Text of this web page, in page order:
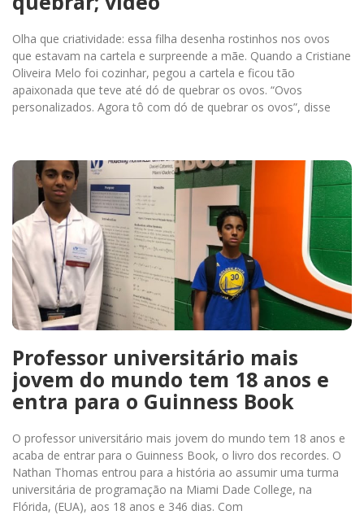
Olha que criatividade: essa filha desenha rostinhos nos ovos
que estavam na cartela e surpreende a mãe. Quando a Cristiane
Oliveira Melo foi cozinhar, pegou a cartela e ficou tão
apaixonada que teve até dó de quebrar os ovos. “Ovos
personalizados. Agora tô com dó de quebrar os ovos”, disse
Professor universitário mais
jovem do mundo tem 18 anos e
entra para o Guinness Book
O professor universitário mais jovem do mundo tem 18 anos e
acaba de entrar para o Guinness Book, o livro dos recordes. O
Nathan Thomas entrou para a história ao assumir uma turma
universitária de programação na Miami Dade College, na
Flórida, (EUA), aos 18 anos e 346 dias. Com